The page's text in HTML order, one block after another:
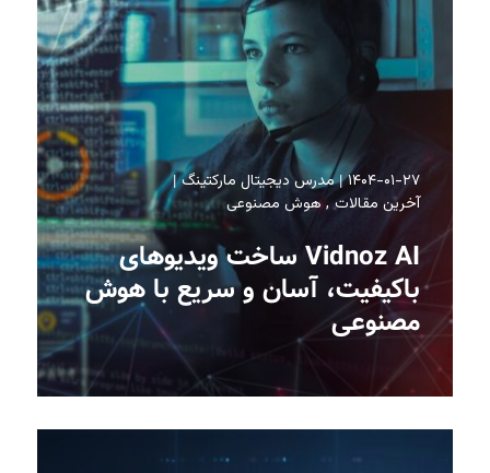
۱۴۰۴-۰۱-۲۷ مدرس دیجیتال مارکتینگ
آخرین مقالات هوش مصنوعی
Vidnoz AI ساخت ویدیوهای
باکیفیت، آسان و سریع با هوش
مصنوعی